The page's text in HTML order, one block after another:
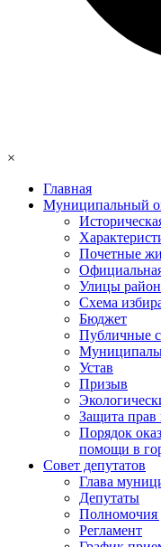
×
Главная
Муниципальный
Почетные
Улицы
Схема
Бюджет
Публичные
Устав
Призыв
Защита прав
Порядок
помощи в
Совет депутатов
Глава
Депутаты
Полномочия
Регламент